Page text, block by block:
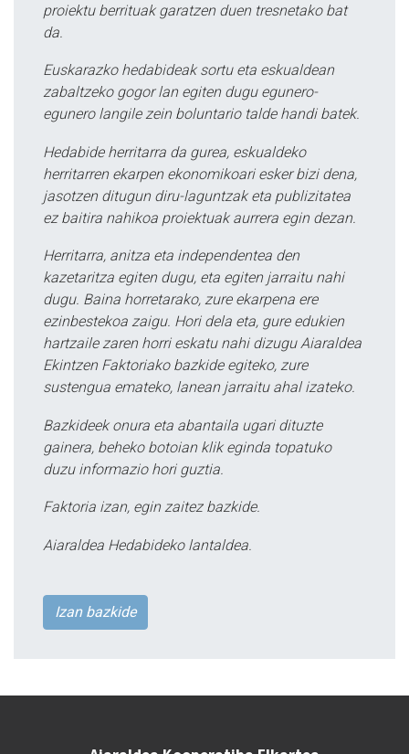
proiektu berrituak garatzen duen tresnetako bat
da.
Euskarazko hedabideak sortu eta eskualdean
zabaltzeko gogor lan egiten dugu egunero-
egunero langile zein boluntario talde handi batek.
Hedabide herritarra da gurea, eskualdeko
herritarren ekarpen ekonomikoari esker bizi dena,
jasotzen ditugun diru-laguntzak eta publizitatea
ez baitira nahikoa proiektuak aurrera egin dezan.
Herritarra, anitza eta independentea den
kazetaritza egiten dugu, eta egiten jarraitu nahi
dugu. Baina horretarako, zure ekarpena ere
ezinbestekoa zaigu. Hori dela eta, gure edukien
hartzaile zaren horri eskatu nahi dizugu Aiaraldea
Ekintzen Faktoriako bazkide egiteko, zure
sustengua emateko, lanean jarraitu ahal izateko.
Bazkideek onura eta abantaila ugari dituzte
gainera, beheko botoian klik eginda topatuko
duzu informazio hori guztia.
Faktoria izan, egin zaitez bazkide.
Aiaraldea Hedabideko lantaldea.
Izan bazkide